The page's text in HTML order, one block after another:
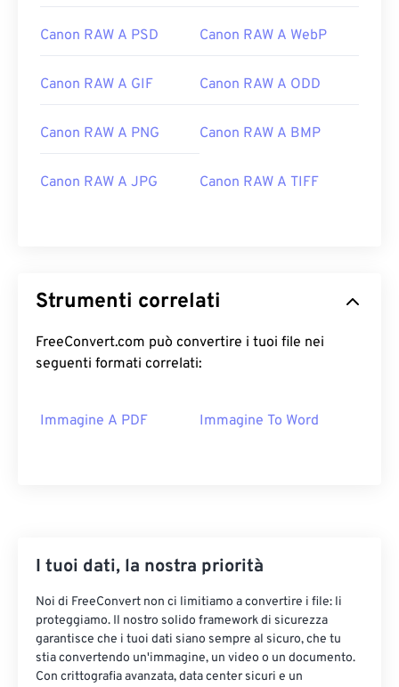
Canon RAW A PSD Canon RAW A WebP
Canon RAW A GIF Canon RAW A ODD
Canon RAW A PNG Canon RAW A BMP
Canon RAW A JPG Canon RAW A TIFF
Strumenti correlati
FreeConvert.com può convertire i tuoi file nei
seguenti formati correlati:
Immagine A PDF Immagine To Word
I tuoi dati, la nostra priorità
Noi di FreeConvert non ci limitiamo a convertire i file: li
proteggiamo. Il nostro solido framework di sicurezza
garantisce che i tuoi dati siano sempre al sicuro, che tu
stia convertendo un'immagine, un video o un documento.
Con crittografia avanzata, data center sicuri e un